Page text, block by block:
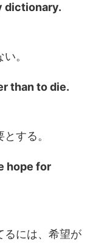
dictionary.
。
than to die.
する。
hope for
るには、希望が